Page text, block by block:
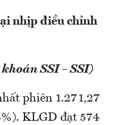
nhịp điều chỉnh
SSI – SSI)
phiên 1.271,27
KLGD đạt 574